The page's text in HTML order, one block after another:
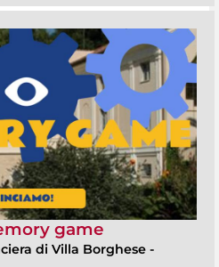
game
di Villa Borghese -